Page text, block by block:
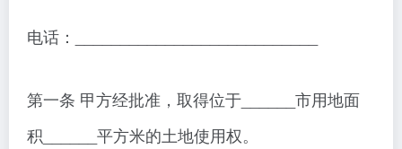
电话：___________________________
第一条 甲方经批准，取得位于______市用地面
积______平方米的土地使用权。